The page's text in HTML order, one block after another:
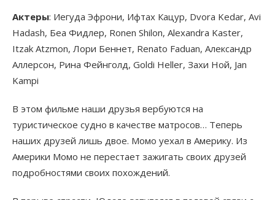
Актеры: Иегуда Эфрони, Ифтах Кацур, Dvora Kedar, Avi
Hadash, Беа Фидлер, Ronen Shilon, Alexandra Kaster,
Itzak Atzmon, Лори Беннет, Renato Faduan, Александр
Аллерсон, Рина Фейнголд, Goldi Heller, Захи Ной, Jan
Kampi
В этом фильме наши друзья вербуются на
туристическое судно в качестве матросов… Теперь
наших друзей лишь двое. Момо уехал в Америку. Из
Америки Момо не перестает зажигать своих друзей
подробностями своих похождений.